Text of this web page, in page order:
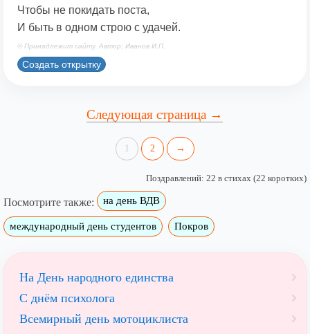
Чтобы не покидать поста,
И быть в одном строю с удачей.
© Принадлежит сайту. Автор: Иванов И.П.
Создать открытку
Следующая страница →
1 2 →
Поздравлений: 22 в стихах (22 коротких)
Посмотрите также: на день ВДВ
международный день студентов Покров
На День народного единства
С днём психолога
Всемирный день мотоциклиста